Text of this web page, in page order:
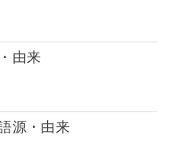
由来
源・由来